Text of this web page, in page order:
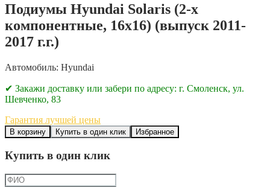
Подиумы Hyundai Solaris (2-х
компонентные, 16х16) (выпуск 2011-
2017 г.г.)
Автомобиль: Hyundai
✔ Закажи доставку или забери по адресу: г. Смоленск, ул.
Шевченко, 83
Гарантия лучшей цены
В корзину Купить в один клик Избранное
Купить в один клик